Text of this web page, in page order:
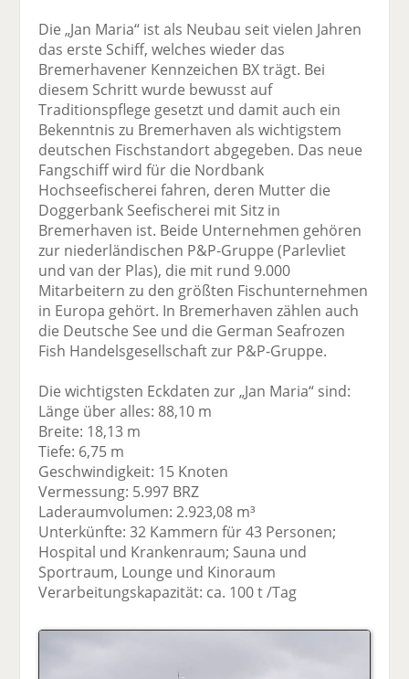
Die „Jan Maria“ ist als Neubau seit vielen Jahren
das erste Schiff, welches wieder das
Bremerhavener Kennzeichen BX trägt. Bei
diesem Schritt wurde bewusst auf
Traditionspflege gesetzt und damit auch ein
Bekenntnis zu Bremerhaven als wichtigstem
deutschen Fischstandort abgegeben. Das neue
Fangschiff wird für die Nordbank
Hochseefischerei fahren, deren Mutter die
Doggerbank Seefischerei mit Sitz in
Bremerhaven ist. Beide Unternehmen gehören
zur niederländischen P&P-Gruppe (Parlevliet
und van der Plas), die mit rund 9.000
Mitarbeitern zu den größten Fischunternehmen
in Europa gehört. In Bremerhaven zählen auch
die Deutsche See und die German Seafrozen
Fish Handelsgesellschaft zur P&P-Gruppe.
Die wichtigsten Eckdaten zur „Jan Maria“ sind:
Länge über alles: 88,10 m
Breite: 18,13 m
Tiefe: 6,75 m
Geschwindigkeit: 15 Knoten
Vermessung: 5.997 BRZ
Laderaumvolumen: 2.923,08 m³
Unterkünfte: 32 Kammern für 43 Personen;
Hospital und Krankenraum; Sauna und
Sportraum, Lounge und Kinoraum
Verarbeitungskapazität: ca. 100 t /Tag